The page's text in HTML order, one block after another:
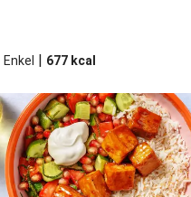
Enkel | 677 kcal